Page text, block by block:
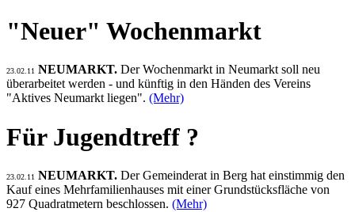
"Neuer" Wochenmarkt
23.02.11 NEUMARKT. Der Wochenmarkt in Neumarkt soll neu
überarbeitet werden - und künftig in den Händen des Vereins
"Aktives Neumarkt liegen". (Mehr)
Für Jugendtreff ?
23.02.11 NEUMARKT. Der Gemeinderat in Berg hat einstimmig den
Kauf eines Mehrfamilienhauses mit einer Grundstücksfläche von
927 Quadratmetern beschlossen. (Mehr)